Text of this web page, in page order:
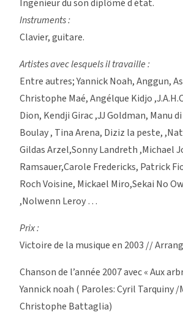
Ingénieur du son diplômé d état.
Instruments :
Clavier, guitare.
Artistes avec lesquels il travaille :
Entre autres; Yannick Noah, Anggun,
Christophe Maé, Angélque Kidjo
Dion, Kendji Girac,JJ Goldman, Manu
Boulay , Tina Arena, Diziz la peste,
Gildas Arzel,Sonny Landreth ,Michael
Ramsauer,Carole Fredericks, Patrick
Roch Voisine, Mickael Miro,Sekai No
,Nolwenn Leroy …
Prix :
Victoire de la musique en 2003 //
Chanson de l’année 2007avec « Aux
Yannick noah ( Paroles: Cyril Tarquiny /
Christophe Battaglia)